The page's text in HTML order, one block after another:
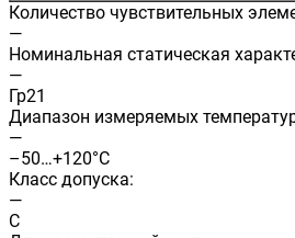
Количество чувствительных
—
Номинальная статическая
—
Гр21
Диапазон измеряемых
—
–50…+120°C
Класс допуска:
—
C